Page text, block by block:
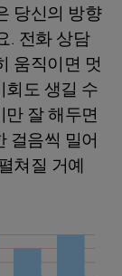
당신의 방향
. 전화 상담
움직이면 멋
도 생길 수
잘 해두면
걸음씩 밀어
쳐질 거예